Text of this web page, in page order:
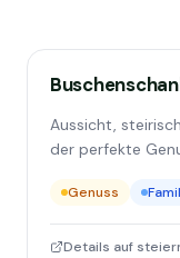
Aussicht,
der perfekte
Genuss
Details auf